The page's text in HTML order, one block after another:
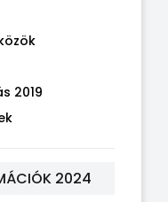
2019
2024